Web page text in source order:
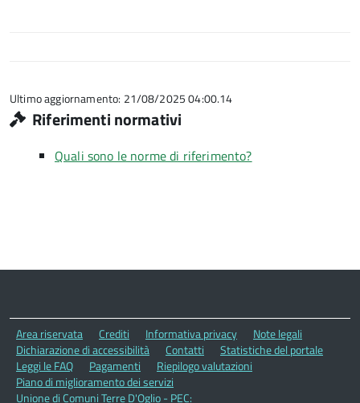
Ultimo aggiornamento: 21/08/2025 04:00.14
Riferimenti normativi
Quali sono le norme di riferimento?
Area riservata Crediti Informativa privacy
Note legali
Dichiarazione di accessibilità
Contatti
Statistiche del portale
Leggi le FAQ
Pagamenti
Riepilogo valutazioni
Piano di miglioramento dei servizi
Unione di Comuni Terre D'Oglio - PEC: